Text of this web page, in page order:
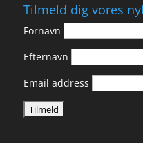
Tilmeld dig vores
Fornavn
Efternavn
Email address